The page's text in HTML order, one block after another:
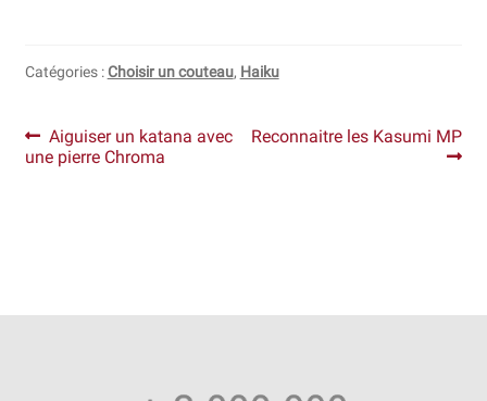
Catégories :Choisir un couteau, Haiku
Navigation
de
Article
précédent :
Aiguiser un katana avec
une pierre Chroma
Article
Reconnaitre les Kasumi MP